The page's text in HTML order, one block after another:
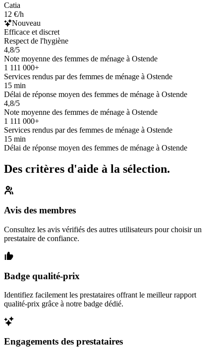
Catia
12 €/h
Nouveau
Efficace et discret
Respect de l'hygiène
4,8/5
Note moyenne des femmes de ménage à Ostende
1 111 000+
Services rendus par des femmes de ménage à Ostende
15 min
Délai de réponse moyen des femmes de ménage à Ostende
4,8/5
Note moyenne des femmes de ménage à Ostende
1 111 000+
Services rendus par des femmes de ménage à Ostende
15 min
Délai de réponse moyen des femmes de ménage à Ostende
Des critères d'aide à la sélection.
Avis des membres
Consultez les avis vérifiés des autres utilisateurs pour choisir un
prestataire de confiance.
Badge qualité-prix
Identifiez facilement les prestataires offrant le meilleur rapport
qualité-prix grâce à notre badge dédié.
Engagements des prestataires